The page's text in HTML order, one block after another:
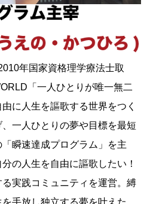
年国家資格理学療法士取
「一人ひとりが唯一無二
に人生を謳歌する世界をつく
一人ひとりの夢や目標を最短
瞬速達成プログラム」を主
の人生を自由に謳歌したい！
実践コミュニティを運営。縛
手放し独立する夢を叶えた